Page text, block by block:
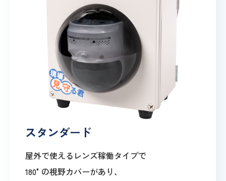
スタンダード
屋外で使えるレンズ稼働タイプで
180°の視野カバーがあり、